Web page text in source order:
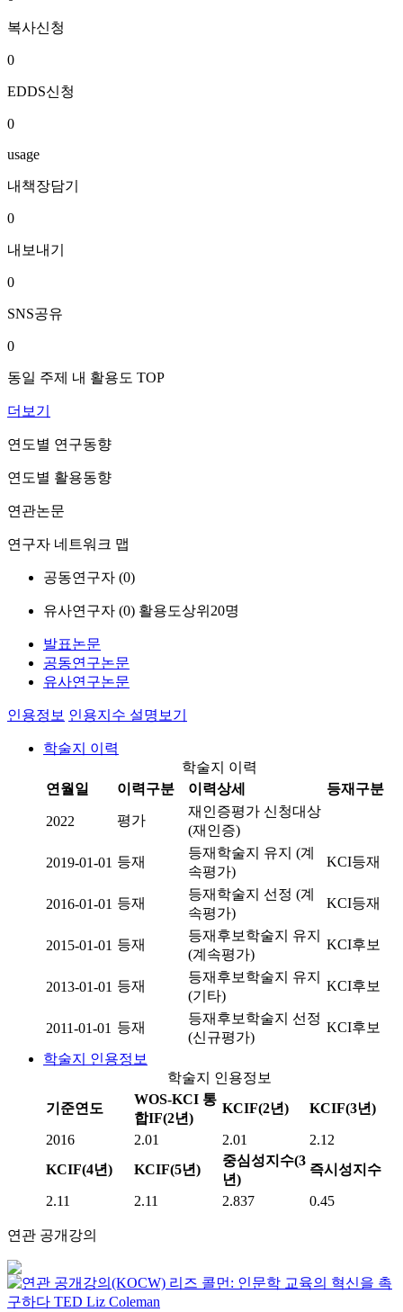
복사신청
0
EDDS신청
0
usage
내책장담기
0
내보내기
0
SNS공유
0
동일 주제 내 활용도 TOP
더보기
연도별 연구동향
연도별 활용동향
연관논문
연구자 네트워크 맵
공동연구자 (0)
유사연구자 (0) 활용도상위20명
발표논문
공동연구논문
유사연구논문
인용정보 인용지수 설명보기
학술지 이력
학술지 이력
연월일
이력구분 이력상세 등재구분
2022 평가
재인증평가 신청대상
(재인증)
2019-01-01 등재
등재학술지 유지 (계
속평가)
KCI등재
2016-01-01 등재
등재학술지 선정 (계
속평가)
KCI등재
2015-01-01 등재
등재후보학술지 유지
(계속평가)
KCI후보
2013-01-01 등재
등재후보학술지 유지
(기타)
KCI후보
2011-01-01 등재
등재후보학술지 선정
(신규평가)
KCI후보
학술지 인용정보
학술지 인용정보
기준연도
WOS-KCI 통
합IF(2년)
KCIF(2년) KCIF(3년)
2016 2.01 2.01
2.12
KCIF(4년)
KCIF(5년)
중심성지수(3
년)
즉시성지수
2.11 2.11 2.837 0.45
연관 공개강의
리즈 콜먼: 인문학 교육의 혁신을 촉
구하다 TED Liz Coleman